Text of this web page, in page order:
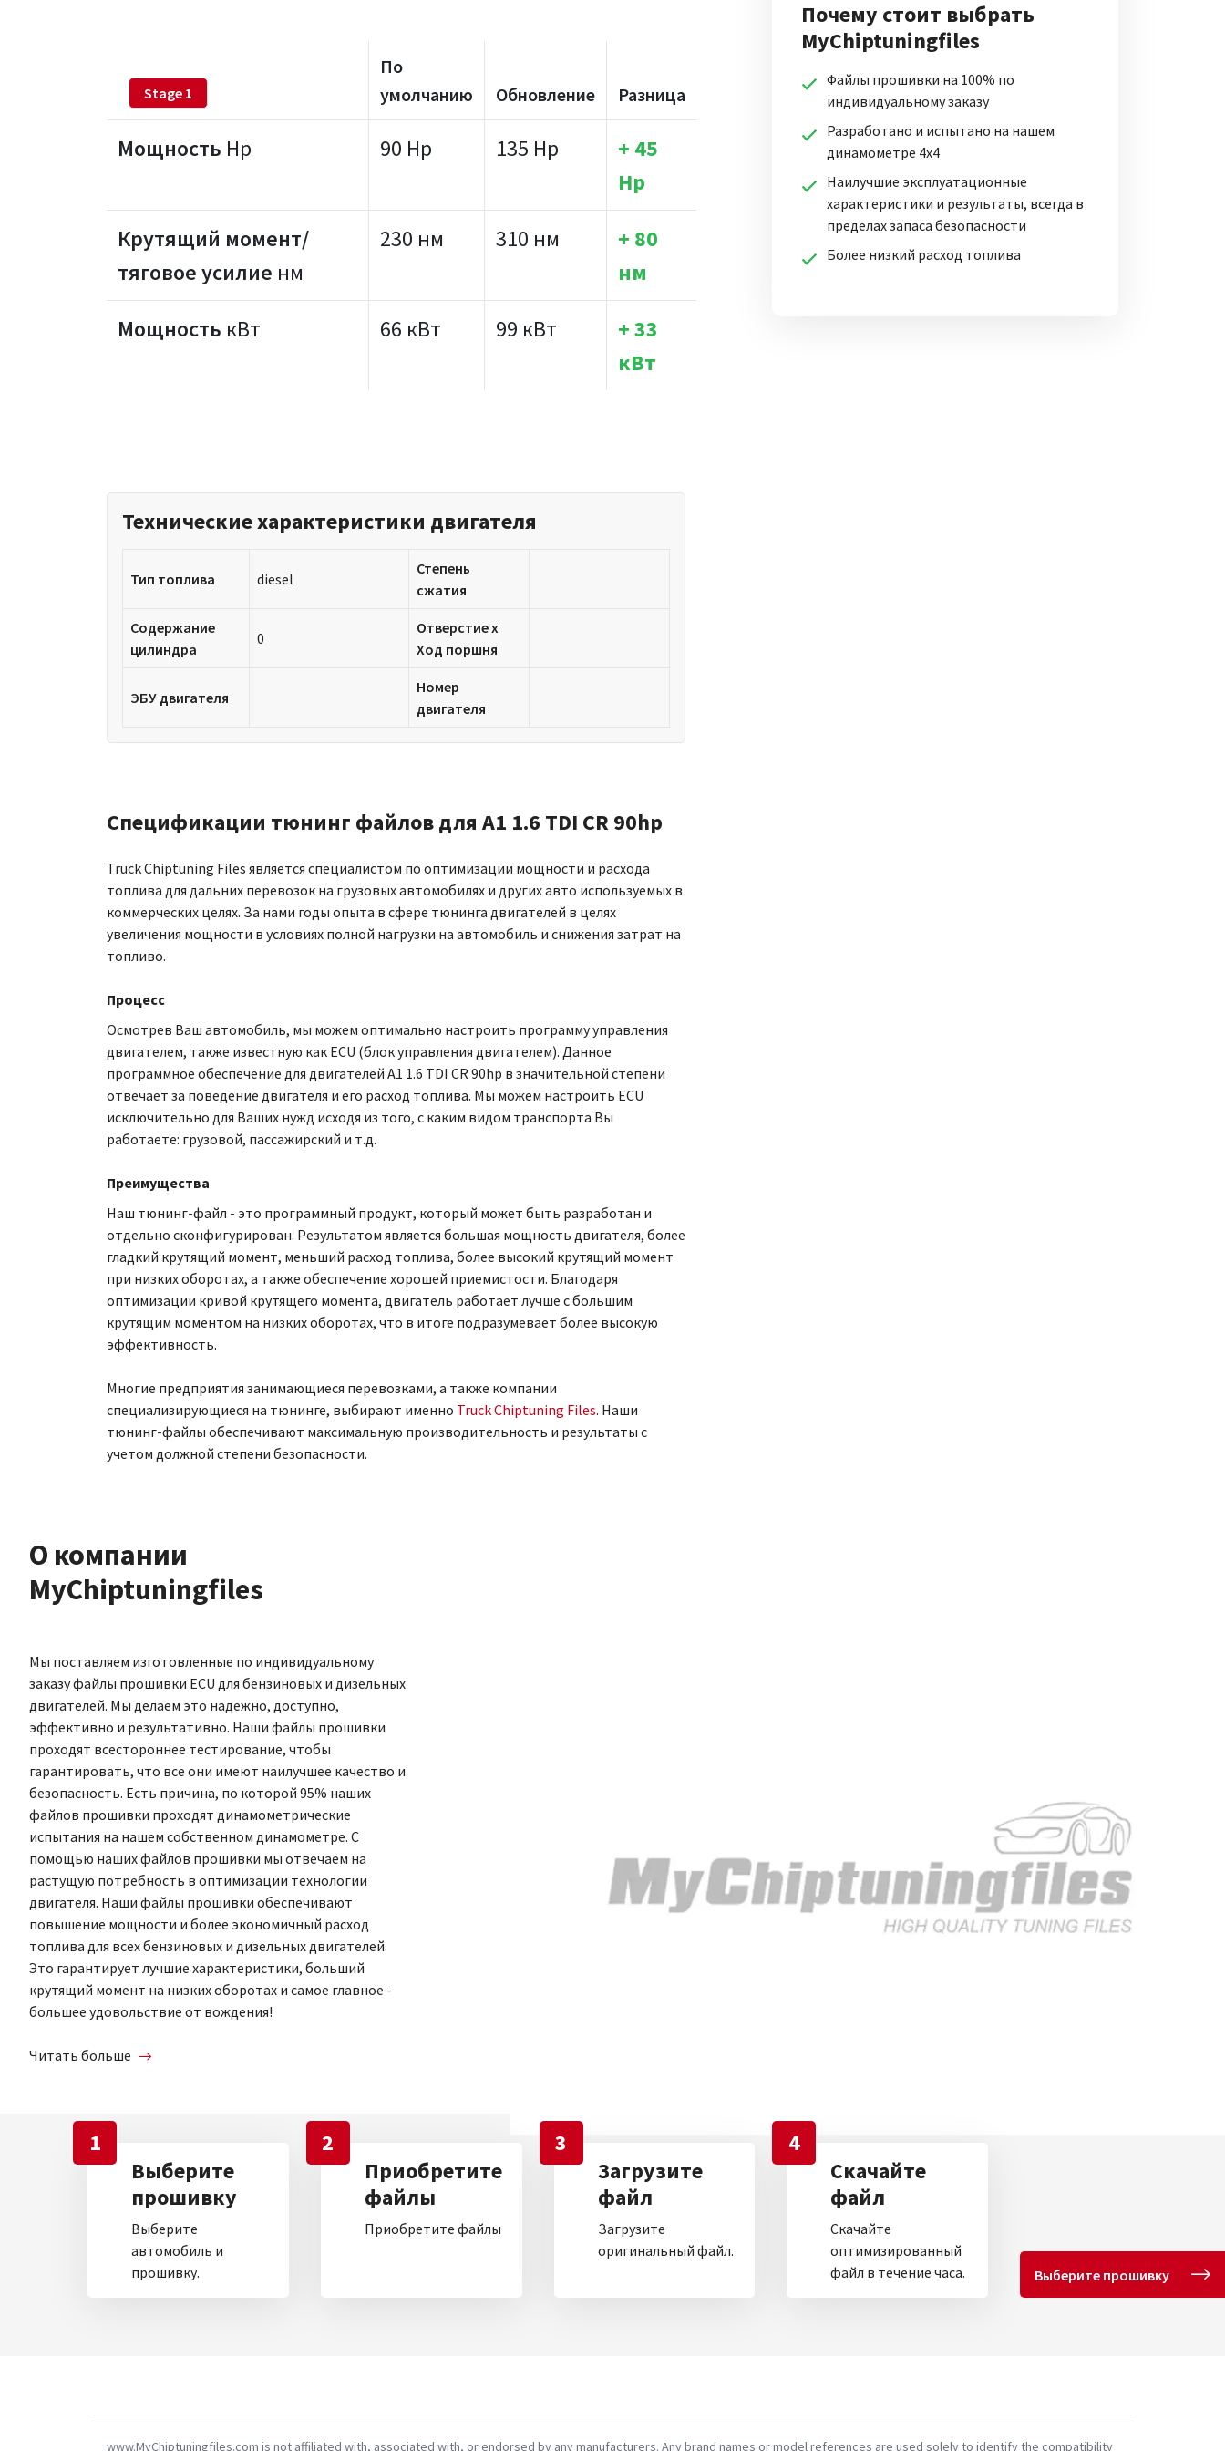
Почему стоит выбрать
MyChiptuningfiles
Файлы прошивки на 100% по
индивидуальному заказу
Разработано и испытано на нашем
динамометре 4x4
Наилучшие эксплуатационные
характеристики и результаты, всегда в
пределах запаса безопасности
Более низкий расход топлива
Stage 1
По
умолчанию
Обновление Разница
Мощность Hp 90 Hp 135 Hp
+ 45
Hp
Крутящий момент/
тяговое усилие нм
230 нм 310 нм
+ 80
нм
Мощность кВт 66 кВт 99 кВт
+ 33
кВт
Технические характеристики двигателя
Тип топлива diesel
Степень
сжатия
Содержание
цилиндра
0
Отверстие x
Ход поршня
ЭБУ двигателя
Номер
двигателя
Спецификации тюнинг файлов для A1 1.6 TDI CR 90hp
Truck Chiptuning Files является специалистом по оптимизации мощности и расхода
топлива для дальних перевозок на грузовых автомобилях и других авто используемых в
коммерческих целях. За нами годы опыта в сфере тюнинга двигателей в целях
увеличения мощности в условиях полной нагрузки на автомобиль и снижения затрат на
топливо.
Процесс
Осмотрев Ваш автомобиль, мы можем оптимально настроить программу управления
двигателем, также известную как ECU (блок управления двигателем). Данное
программное обеспечение для двигателей A1 1.6 TDI CR 90hp в значительной степени
отвечает за поведение двигателя и его расход топлива. Мы можем настроить ECU
исключительно для Ваших нужд исходя из того, с каким видом транспорта Вы
работаете: грузовой, пассажирский и т.д.
Преимущества
Наш тюнинг-файл - это программный продукт, который может быть разработан и
отдельно сконфигурирован. Результатом является большая мощность двигателя, более
гладкий крутящий момент, меньший расход топлива, более высокий крутящий момент
при низких оборотах, а также обеспечение хорошей приемистости. Благодаря
оптимизации кривой крутящего момента, двигатель работает лучше с большим
крутящим моментом на низких оборотах, что в итоге подразумевает более высокую
эффективность.
Многие предприятия занимающиеся перевозками, а также компании
специализирующиеся на тюнинге, выбирают именно Truck Chiptuning Files. Наши
тюнинг-файлы обеспечивают максимальную производительность и результаты с
учетом должной степени безопасности.
О компании
MyChiptuningfiles
Мы поставляем изготовленные по индивидуальному
заказу файлы прошивки ECU для бензиновых и дизельных
двигателей. Мы делаем это надежно, доступно,
эффективно и результативно. Наши файлы прошивки
проходят всестороннее тестирование, чтобы
гарантировать, что все они имеют наилучшее качество и
безопасность. Есть причина, по которой 95% наших
файлов прошивки проходят динамометрические
испытания на нашем собственном динамометре. С
помощью наших файлов прошивки мы отвечаем на
растущую потребность в оптимизации технологии
двигателя. Наши файлы прошивки обеспечивают
повышение мощности и более экономичный расход
топлива для всех бензиновых и дизельных двигателей.
Это гарантирует лучшие характеристики, больший
крутящий момент на низких оборотах и самое главное -
большее удовольствие от вождения!
Читать больше
1
Выберите
прошивку
Выберите
автомобиль и
прошивку.
2
Приобретите
файлы
Приобретите файлы
3
Загрузите
файл
Загрузите
оригинальный файл.
4
Скачайте
файл
Скачайте
оптимизированный
файл в течение часа.
Выберите прошивку
www.MyChiptuningfiles.com is not affiliated with, associated with, or endorsed by any manufacturers. Any brand names or model references are used solely to identify the compatibility